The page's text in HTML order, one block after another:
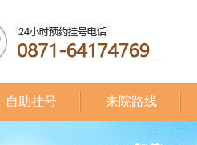
自助挂号 来院路线